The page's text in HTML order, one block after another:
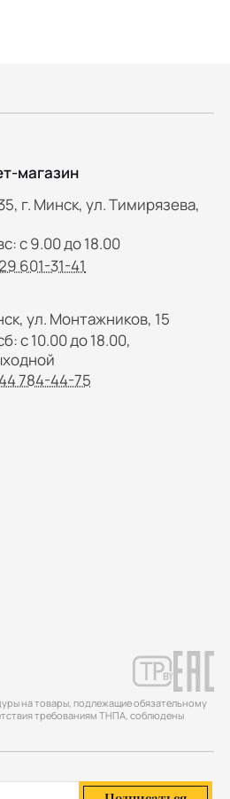
магазин
г. Минск, ул. Тимирязева,
с 9.00 до 18.00
601-31-41
ул. Монтажников, 15
с 10.00 до 18.00,
784-44-75
на товары, подлежащие обязательному
требованиям ТНПА, соблюдены